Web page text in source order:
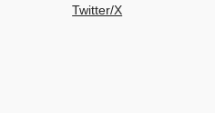
Twitter/X